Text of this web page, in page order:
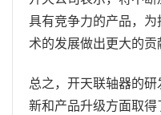
具有竞争力的产品，
术的发展做出更大的贡
总之，开天联轴器的
新和产品升级方面取